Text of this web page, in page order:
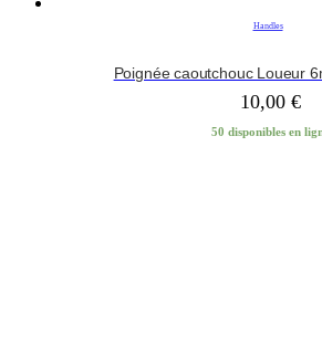
Handles
Poignée caoutchouc Loueur
10,00 €
50 disponibles en